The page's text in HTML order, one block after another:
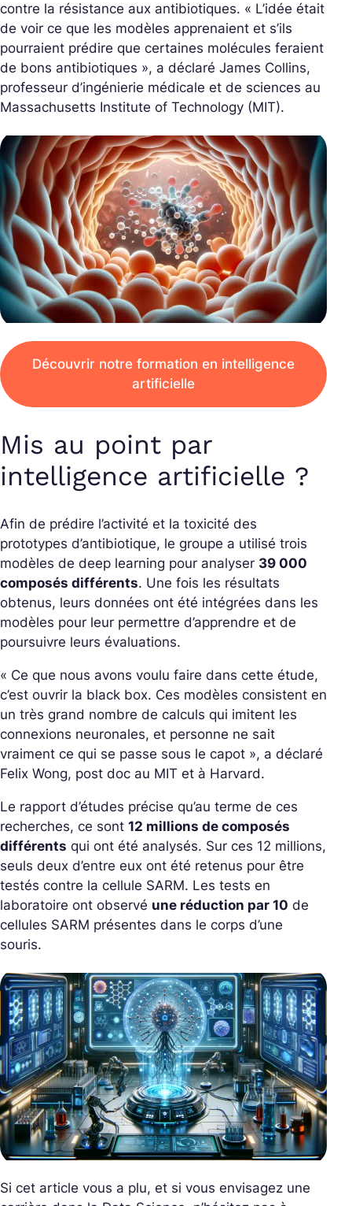
contre la résistance aux antibiotiques. « L’idée était
de voir ce que les modèles apprenaient et s’ils
pourraient prédire que certaines molécules feraient
de bons antibiotiques », a déclaré James Collins,
professeur d’ingénierie médicale et de sciences au
Massachusetts Institute of Technology (MIT).
Découvrir notre formation en intelligence
artificielle
Mis au point par
intelligence artificielle ?
Afin de prédire l’activité et la toxicité des
prototypes d’antibiotique, le groupe a utilisé trois
modèles de deep learning pour analyser 39 000
composés différents. Une fois les résultats
obtenus, leurs données ont été intégrées dans les
modèles pour leur permettre d’apprendre et de
poursuivre leurs évaluations.
« Ce que nous avons voulu faire dans cette étude,
c’est ouvrir la black box. Ces modèles consistent en
un très grand nombre de calculs qui imitent les
connexions neuronales, et personne ne sait
vraiment ce qui se passe sous le capot », a déclaré
Felix Wong, post doc au MIT et à Harvard.
Le rapport d’études précise qu’au terme de ces
recherches, ce sont 12 millions de composés
différents qui ont été analysés. Sur ces 12 millions,
seuls deux d’entre eux ont été retenus pour être
testés contre la cellule SARM. Les tests en
laboratoire ont observé une réduction par 10 de
cellules SARM présentes dans le corps d’une
souris.
Si cet article vous a plu, et si vous envisagez une